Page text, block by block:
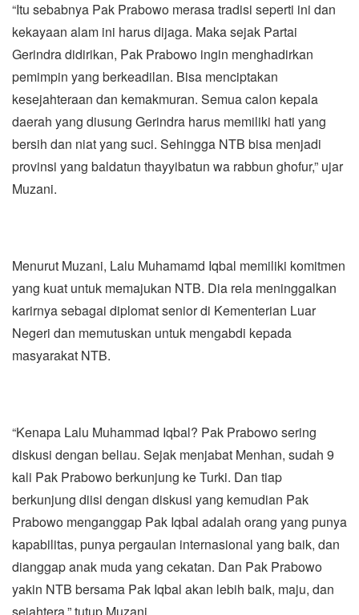
“Itu sebabnya Pak Prabowo merasa tradisi seperti ini dan
kekayaan alam ini harus dijaga. Maka sejak Partai
Gerindra didirikan, Pak Prabowo ingin menghadirkan
pemimpin yang berkeadilan. Bisa menciptakan
kesejahteraan dan kemakmuran. Semua calon kepala
daerah yang diusung Gerindra harus memiliki hati yang
bersih dan niat yang suci. Sehingga NTB bisa menjadi
provinsi yang baldatun thayyibatun wa rabbun ghofur,” ujar
Muzani.
Menurut Muzani, Lalu Muhamamd Iqbal memiliki komitmen
yang kuat untuk memajukan NTB. Dia rela meninggalkan
karirnya sebagai diplomat senior di Kementerian Luar
Negeri dan memutuskan untuk mengabdi kepada
masyarakat NTB.
“Kenapa Lalu Muhammad Iqbal? Pak Prabowo sering
diskusi dengan beliau. Sejak menjabat Menhan, sudah 9
kali Pak Prabowo berkunjung ke Turki. Dan tiap
berkunjung diisi dengan diskusi yang kemudian Pak
Prabowo menganggap Pak Iqbal adalah orang yang punya
kapabilitas, punya pergaulan internasional yang baik, dan
dianggap anak muda yang cekatan. Dan Pak Prabowo
yakin NTB bersama Pak Iqbal akan lebih baik, maju, dan